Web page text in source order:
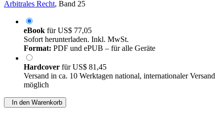
eBook
Sofort herunterladen. Inkl. MwSt.
Format:PDF und ePUB – für alle Geräte
Hardcover
Versand in ca. 10 Werktagen national, internationaler Versand
möglich